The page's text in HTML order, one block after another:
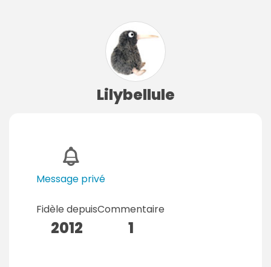
Lilybellule
Message privé
Fidèle depuis
2012
Commentaire
1